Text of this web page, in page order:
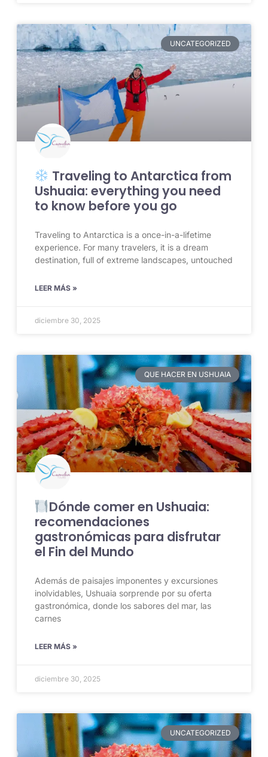
UNCATEGORIZED
Traveling to Antarctica from
Ushuaia: everything you need
to know before you go
Traveling to Antarctica is a once-in-a-lifetime
experience. For many travelers, it is a dream
destination, full of extreme landscapes, untouched
LEER MÁS »
diciembre 30, 2025
QUE HACER EN USHUAIA
Dónde comer en Ushuaia:
recomendaciones
gastronómicas para disfrutar
el Fin del Mundo
Además de paisajes imponentes y excursiones
inolvidables, Ushuaia sorprende por su oferta
gastronómica, donde los sabores del mar, las
carnes
LEER MÁS »
diciembre 30, 2025
UNCATEGORIZED